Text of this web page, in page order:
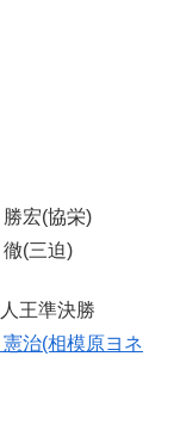
宏(協栄)
(三迫)
人王準決勝
治(相模原ヨネ